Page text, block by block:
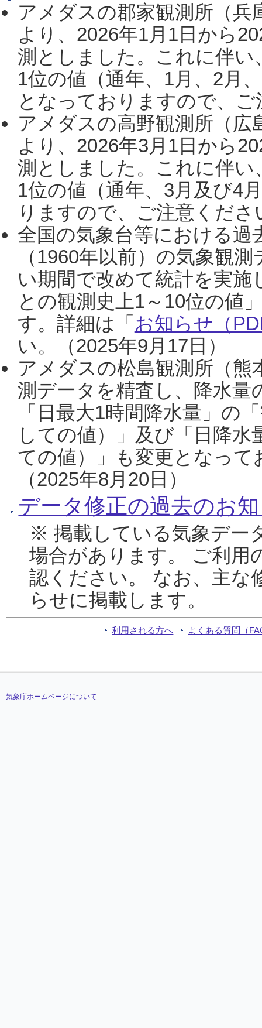
アメダスの郡家観測所（
より、2026年1月1日から
測としました。これに伴い
1位の値（通年、1月、2月
となっておりますので、
アメダスの高野観測所（
より、2026年3月1日から
測としました。これに伴い
1位の値（通年、3月及び4
りますので、ご注意くだ
全国の気象台等における過
（1960年以前）の気象観
い期間で改めて統計を実
との観測史上1～10位の値
す。詳細は「 お知らせ（
い。（2025年9月17日）
アメダスの松島観測所（熊
測データを精査し、降水
「日最大1時間降水量」の
しての値）」及び「日降
ての値）」も変更となっ
（2025年8月20日）
データ修正の過去のお
※ 掲載している気象デー
場合があります。 ご利用
認ください。 なお、主な
らせに掲載します。
利用される方へ よくある質問（
気象庁ホームページについて